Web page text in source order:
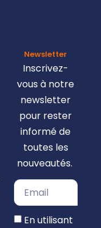
Newsletter
Inscrivez-
vous à notre
newsletter
pour rester
informé de
toutes les
nouveautés.
En utilisant